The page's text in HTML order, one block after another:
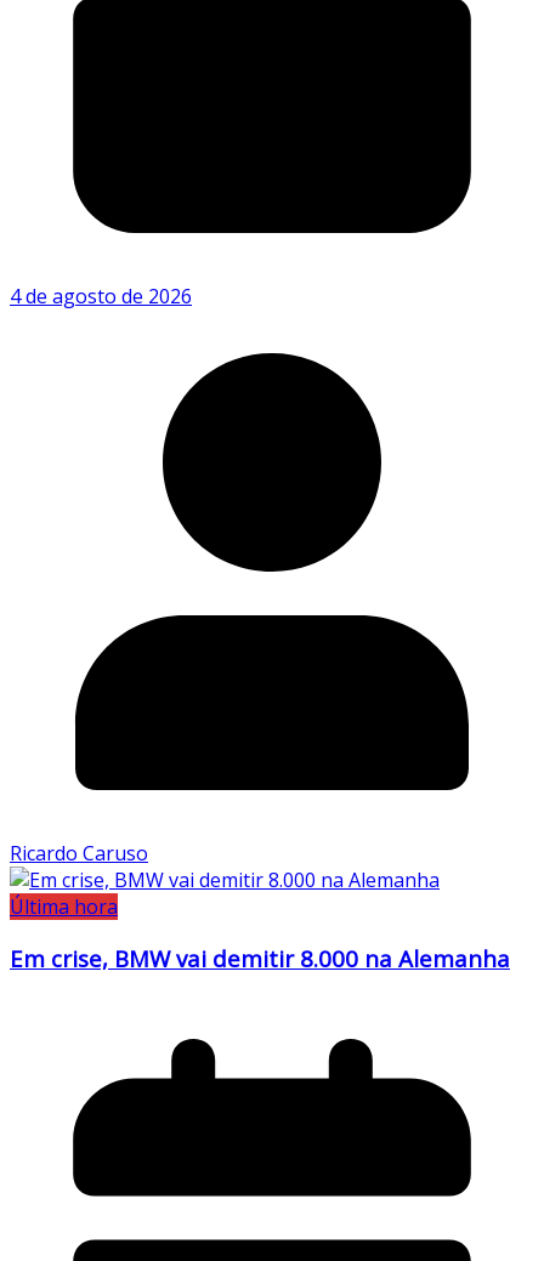
4 de agosto de 2026
Ricardo Caruso
Última hora
Em crise, BMW vai demitir 8.000 na Alemanha